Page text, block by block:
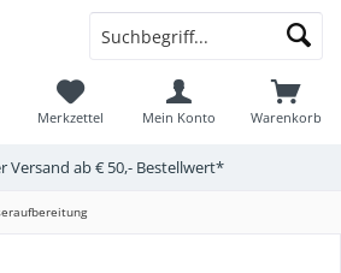
Warenkorb
Merkzettel Mein Konto
Versand ab € 50,- Bestellwert*